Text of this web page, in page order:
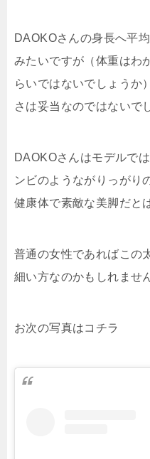
DAOKOさんの身長へ平
みたいですが（体重はわ
らいではないでしょうか
さは妥当なのではないで
DAOKOさんはモデルで
ンビのようながりっがり
健康体で素敵な美脚だと
普通の女性であればこの
細い方なのかもしれませ
お次の写真はコチラ